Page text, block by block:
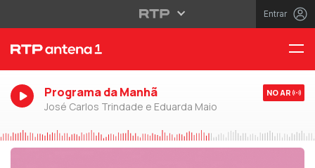
Entrar
Programa da Manhã
José Carlos Trindade e Eduarda Maio
NO AR